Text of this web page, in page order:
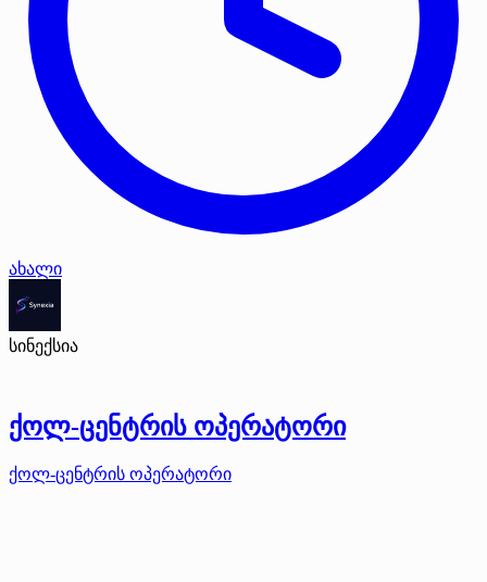
ახალი
სინექსია
ქოლ-ცენტრის ოპერატორი
ქოლ-ცენტრის ოპერატორი